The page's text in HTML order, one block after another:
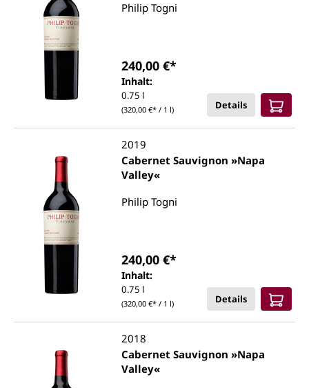
Philip Togni
Inhalt:
0.75 l
(320,00 €* / 1 l)
240,00 €*
Details
2019
Cabernet Sauvignon »Napa
Valley«
Philip Togni
Inhalt:
0.75 l
(320,00 €* / 1 l)
240,00 €*
Details
2018
Cabernet Sauvignon »Napa
Valley«